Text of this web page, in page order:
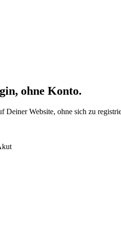
ohne Konto.
Website, ohne sich zu